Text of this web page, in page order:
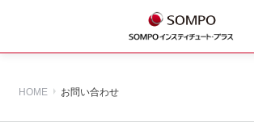
HOME お問い合わせ